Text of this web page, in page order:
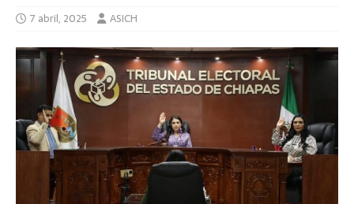
7 abril, 2025 ASICH